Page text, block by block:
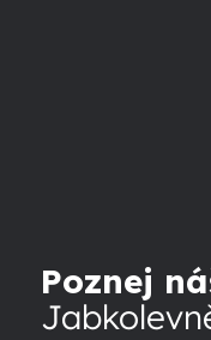
Poznej